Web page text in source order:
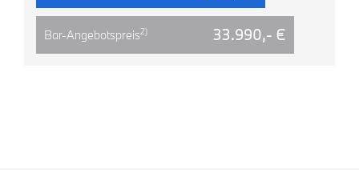
Bar-Angebotspreis2) 33.990,- €